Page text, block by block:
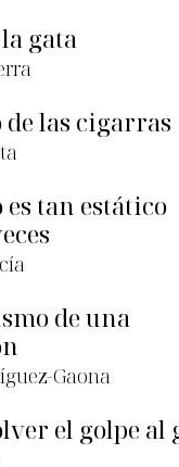
gata
de las cigarras
tan estático
de una
Gaona
el golpe al